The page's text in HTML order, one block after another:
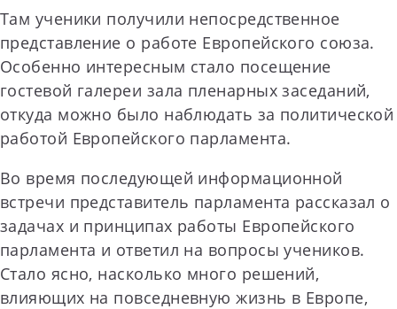
Там ученики получили непосредственное
представление о работе Европейского союза.
Особенно интересным стало посещение
гостевой галереи зала пленарных заседаний,
откуда можно было наблюдать за политической
работой Европейского парламента.
Во время последующей информационной
встречи представитель парламента рассказал о
задачах и принципах работы Европейского
парламента и ответил на вопросы учеников.
Стало ясно, насколько много решений,
влияющих на повседневную жизнь в Европе,